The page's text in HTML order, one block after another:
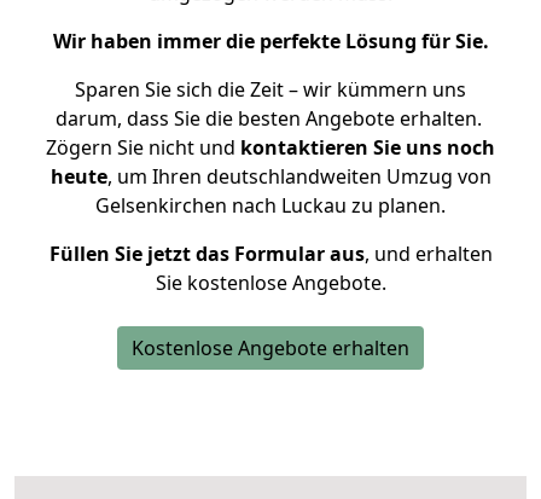
Wir haben immer die perfekte Lösung für Sie.
Sparen Sie sich die Zeit – wir kümmern uns
darum, dass Sie die besten Angebote erhalten.
Zögern Sie nicht und kontaktieren Sie uns noch
heute, um Ihren deutschlandweiten Umzug von
Gelsenkirchen nach Luckau zu planen.
Füllen Sie jetzt das Formular aus, und erhalten
Sie kostenlose Angebote.
Kostenlose Angebote erhalten